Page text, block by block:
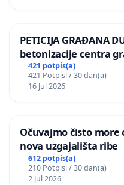
PETICIJA GRAĐANA
betonizacije centra
postojećih zelenih
donošenju izmjena
421 potpis(a)
421 Potpisi / 30 dan(a)
16 Jul 2026
Očuvajmo čisto more
nova uzgajališta ribe
612 potpis(a)
210 Potpisi / 30 dan(a)
2 Jul 2026